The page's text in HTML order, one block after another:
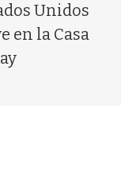
Unidos
en la Casa